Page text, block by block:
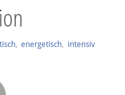
, energetisch, intensiv